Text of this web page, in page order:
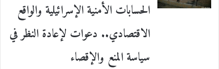
الحسابات الأمنية الإسرائيلية والواقع
الاقتصادي.. دعوات لإعادة النظر في
سياسة المنع والإقصاء